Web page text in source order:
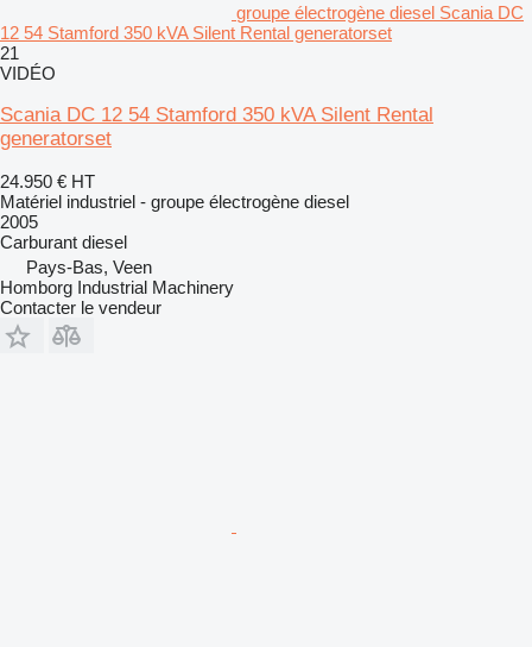
groupe électrogène diesel Scania DC
12 54 Stamford 350 kVA Silent Rental generatorset
21
VIDÉO
Scania DC 12 54 Stamford 350 kVA Silent Rental
generatorset
24.950 € HT
Matériel industriel - groupe électrogène diesel
2005
Carburant diesel
Pays-Bas, Veen
Homborg Industrial Machinery
Contacter le vendeur